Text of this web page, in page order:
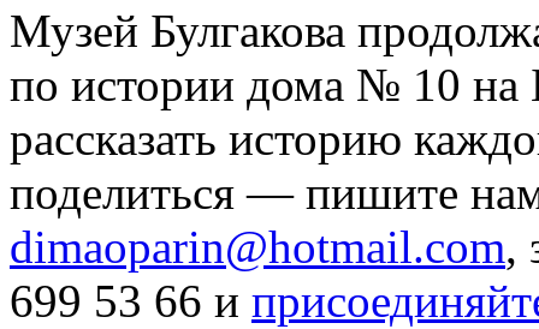
Музей Булгакова
по истории дома № 10
рассказать историю
поделиться — пишите
dimaoparin@hotmail.com,
699 53 66 и